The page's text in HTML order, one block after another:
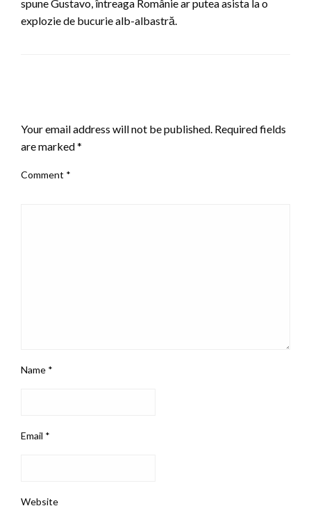
spune Gustavo, întreaga Românie ar putea asista la o
explozie de bucurie alb-albastră.
Your email address will not be published. Required fields
are marked*
Comment *
Name *
Email *
Website